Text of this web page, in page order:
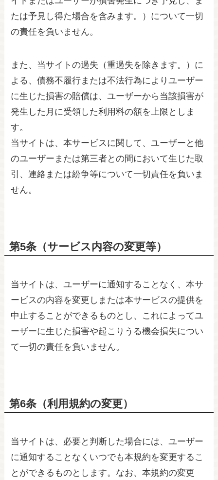
たは予見し得た場合を含みます。）について一切
の責任を負いません。
また、当サイトの過失（重過失を除きます。）に
よる、債務不履行または不法行為によりユーザー
に生じた損害の賠償は、ユーザーから当該損害が
発生した月に受領した利用料の額を上限としま
す。
当サイトは、本サービスに関して、ユーザーと他
のユーザーまたは第三者との間において生じた取
引、連絡または紛争等について一切責任を負いま
せん。
第5条（サービス内容の変更等）
当サイトは、ユーザーに通知することなく、本サ
ービスの内容を変更しまたは本サービスの提供を
中止することができるものとし、これによってユ
ーザーに生じた損害や起こりうる機会損失につい
て一切の責任を負いません。
第6条（利用規約の変更）
当サイトは、必要と判断した場合には、ユーザー
に通知することなくいつでも本規約を変更するこ
とができるものとします。なお、本規約の変更